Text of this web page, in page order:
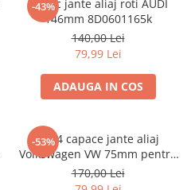
-43%
Capac jante aliaj roti AUDI
146mm 8D0601165k
140,00 Lei
79,99 Lei
ADAUGA IN COS
-53%
Set 4 capace jante aliaj
Volkswagen VW 75mm pentru
jante originale Mercedes
A1714000025
170,00 Lei